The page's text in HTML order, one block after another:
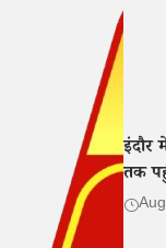
इंदौर
तक